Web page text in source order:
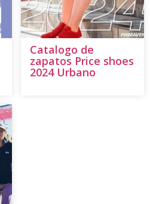
Catalogo de
zapatos Price shoes
2024 Urbano